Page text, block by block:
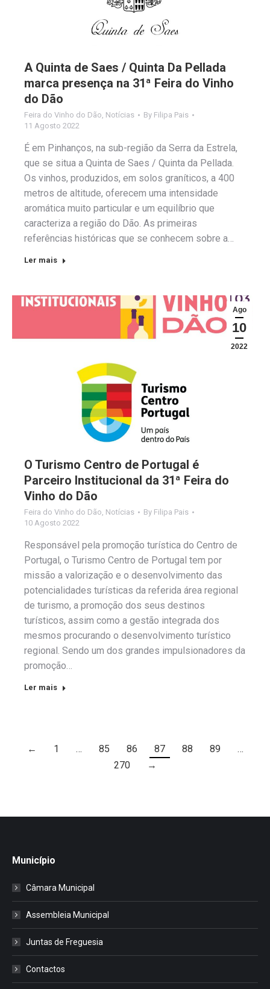
A Quinta de Saes / Quinta Da Pellada
marca presença na 31ª Feira do Vinho
do Dão
Feira do Vinho do Dão, Notícias By Filipa Pais
11 Agosto 2022
É em Pinhanços, na sub-região da Serra da Estrela,
que se situa a Quinta de Saes / Quinta da Pellada.
Os vinhos, produzidos, em solos graníticos, a 400
metros de altitude, oferecem uma intensidade
aromática muito particular e um equilíbrio que
caracteriza a região do Dão. As primeiras
referências históricas que se conhecem sobre a…
Ler mais
Ago
10
2022
O Turismo Centro de Portugal é
Parceiro Institucional da 31ª Feira do
Vinho do Dão
Feira do Vinho do Dão Notícias By Filipa Pais
10 Agosto 2022
Responsável pela promoção turística do Centro de
Portugal, o Turismo Centro de Portugal tem por
missão a valorização e o desenvolvimento das
potencialidades turísticas da referida área regional
de turismo, a promoção dos seus destinos
turísticos, assim como a gestão integrada dos
mesmos procurando o desenvolvimento turístico
regional. Sendo um dos grandes impulsionadores da
promoção…
Ler mais
← 1 … 85 86 87 88 89
…
270
→
Município
Câmara Municipal
Assembleia Municipal
Juntas de Freguesia
Contactos